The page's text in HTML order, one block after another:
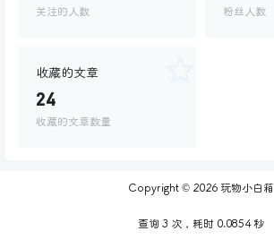
关注的人数 粉丝人数
收藏的文章
24
收藏的文章数量
Copyright © 2026玩物小白箱
查询 3 次，耗时 0.0854 秒